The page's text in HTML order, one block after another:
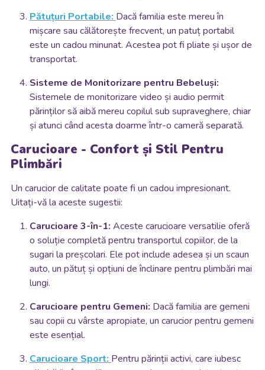
Pătuțuri Portabile: Dacă familia este mereu în
mișcare sau călătorește frecvent, un patuț portabil
este un cadou minunat. Acestea pot fi pliate și ușor de
transportat.
Sisteme de Monitorizare pentru Bebeluși:
Sistemele de monitorizare video și audio permit
părinților să aibă mereu copilul sub supraveghere, chiar
și atunci când acesta doarme într-o cameră separată.
Carucioare - Confort și Stil Pentru
Plimbări
Un carucior de calitate poate fi un cadou impresionant.
Uitați-vă la aceste sugestii:
Carucioare 3-în-1: Aceste carucioare versatilie oferă
o soluție completă pentru transportul copiilor, de la
sugari la preșcolari. Ele pot include adesea și un scaun
auto, un pătuț și opțiuni de înclinare pentru plimbări mai
lungi.
Carucioare pentru Gemeni: Dacă familia are gemeni
sau copii cu vârste apropiate, un carucior pentru gemeni
este esențial.
Carucioare Sport: Pentru părinții activi, care iubesc